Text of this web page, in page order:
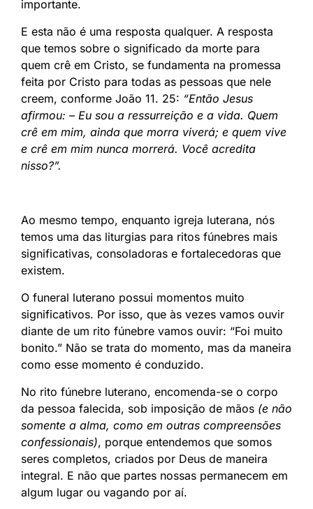
importante.
E esta não é uma resposta qualquer. A resposta
que temos sobre o significado da morte para
quem crê em Cristo, se fundamenta na promessa
feita por Cristo para todas as pessoas que nele
creem, conforme João 11. 25: “Então Jesus
afirmou: – Eu sou a ressurreição e a vida. Quem
crê em mim, ainda que morra viverá; e quem vive
e crê em mim nunca morrerá. Você acredita
nisso?”.
Ao mesmo tempo, enquanto igreja luterana, nós
temos uma das liturgias para ritos fúnebres mais
significativas, consoladoras e fortalecedoras que
existem.
O funeral luterano possui momentos muito
significativos. Por isso, que às vezes vamos ouvir
diante de um rito fúnebre vamos ouvir: “Foi muito
bonito.” Não se trata do momento, mas da maneira
como esse momento é conduzido.
No rito fúnebre luterano, encomenda-se o corpo
da pessoa falecida, sob imposição de mãos (e não
somente a alma, como em outras compreensões
confessionais), porque entendemos que somos
seres completos, criados por Deus de maneira
integral. E não que partes nossas permanecem em
algum lugar ou vagando por aí.